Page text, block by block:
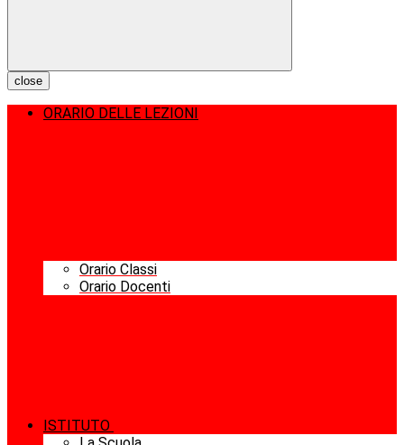
close
ORARIO DELLE LEZIONI
Orario Classi
Orario Docenti
ISTITUTO